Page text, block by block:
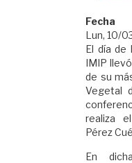
Fecha
Lun, 10/
El día de
IMIP
de su
Vegetal
realiza
Pérez
En